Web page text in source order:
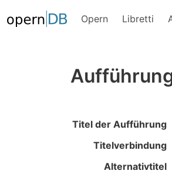
Opern Libretti
Titel der Aufführung
Titelverbindung
Alternativtitel